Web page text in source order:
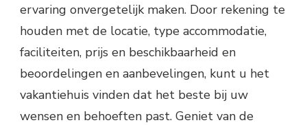
ervaring onvergetelijk maken. Door rekening te
houden met de locatie, type accommodatie,
faciliteiten, prijs en beschikbaarheid en
beoordelingen en aanbevelingen, kunt u het
vakantiehuis vinden dat het beste bij uw
wensen en behoeften past. Geniet van de